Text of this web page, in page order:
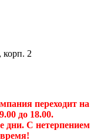
корп. 2
переходит на
до 18.00.
дни. С нетерпением